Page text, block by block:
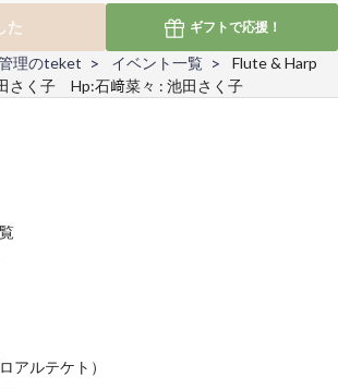
た
ギフトで応援！
理のteket イベント一覧
Flute & Harp
く子 Hp:石﨑菜々 : 池田さく子
アルテケト）